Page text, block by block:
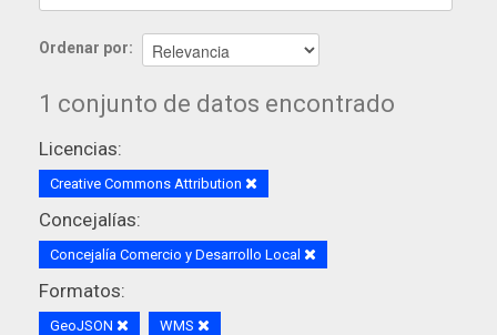
Ordenar por
1 conjunto de datos encontrado
Licencias:
Creative Commons Attribution
Concejalías:
Concejalía Comercio y Desarrollo Local
Formatos:
GeoJSON WMS